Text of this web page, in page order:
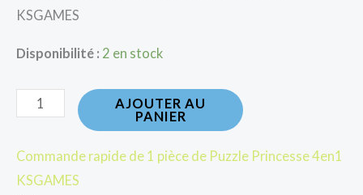
KSGAMES
Disponibilité : 2 en stock
AJOUTER AU
PANIER
Commande rapide de 1 pièce de Puzzle Princesse 4en1
KSGAMES